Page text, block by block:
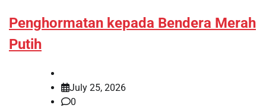
Penghormatan kepada Bendera Merah
Putih
July 25, 2026
0